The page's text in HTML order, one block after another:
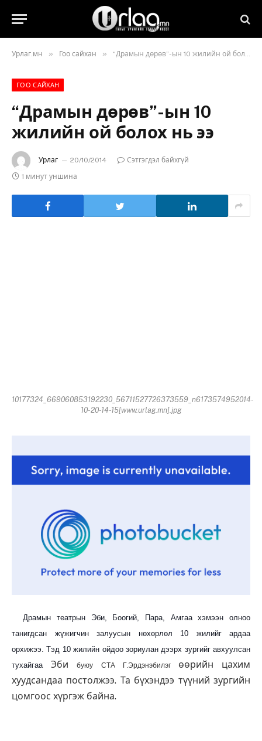
Урлаг.мн » Гоо сайхан » “Драмын дөрөв”-ын 10 жилийн ой болох нь ээ
ГОО САЙХАН
“Драмын дөрөв”-ын 10
жилийн ой болох нь ээ
Урлаг 20/10/2014
Сэтгэгдэл байхгүй
1 минут уншина
10177324_669060853192230_56711527726373559_n6173574952014-
10-20-14-15[www.urlag.mn].jpg
Драмын театрын Эби, Боогий, Пара, Амгаа хэмээн олноо
танигдсан жүжигчин залуусын нөхөрлөл 10 жилийг ардаа
орхижээ. Тэд 10 жилийн ойдоо зориулан дээрх зургийг авхуулсан
тухайгааЭбибуюу СТА Г.Эрдэнэбилэг өөрийн цахим
хуудсандаа постолжээ. Та бүхэндээ түүний зургийн
цомгоос хүргэж байна.